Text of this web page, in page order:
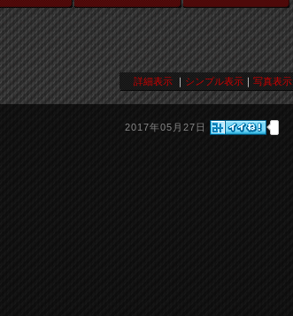
詳細表示 ｜ シンプル表示 ｜ 写真表示
2017年05月27日